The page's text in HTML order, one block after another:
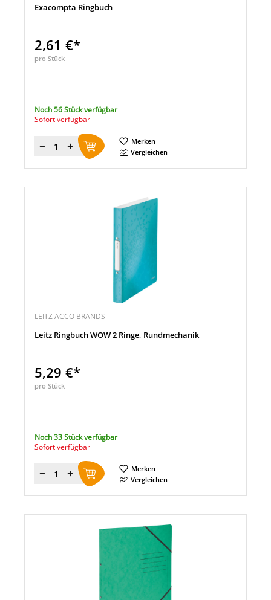
Exacompta Ringbuch
2,61 €*
pro Stück
Noch 56 Stück verfügbar
Sofort verfügbar
Menge
Merken
Vergleichen
LEITZ ACCO BRANDS
Leitz Ringbuch WOW 2 Ringe, Rundmechanik
5,29 €*
pro Stück
Noch 33 Stück verfügbar
Sofort verfügbar
Menge
Merken
Vergleichen